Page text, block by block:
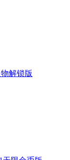
解锁版